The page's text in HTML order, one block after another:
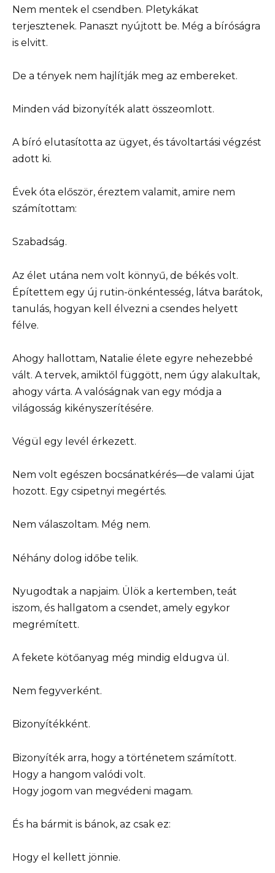
Nem mentek el csendben. Pletykákat
terjesztenek. Panaszt nyújtott be. Még a bíróságra
is elvitt.
De a tények nem hajlítják meg az embereket.
Minden vád bizonyíték alatt összeomlott.
A bíró elutasította az ügyet, és távoltartási végzést
adott ki.
Évek óta először, éreztem valamit, amire nem
számítottam:
Szabadság.
Az élet utána nem volt könnyű, de békés volt.
Építettem egy új rutin-önkéntesség, látva barátok,
tanulás, hogyan kell élvezni a csendes helyett
félve.
Ahogy hallottam, Natalie élete egyre nehezebbé
vált. A tervek, amiktől függött, nem úgy alakultak,
ahogy várta. A valóságnak van egy módja a
világosság kikényszerítésére.
Végül egy levél érkezett.
Nem volt egészen bocsánatkérés—de valami újat
hozott. Egy csipetnyi megértés.
Nem válaszoltam. Még nem.
Néhány dolog időbe telik.
Nyugodtak a napjaim. Ülök a kertemben, teát
iszom, és hallgatom a csendet, amely egykor
megrémített.
A fekete kötőanyag még mindig eldugva ül.
Nem fegyverként.
Bizonyítékként.
Bizonyíték arra, hogy a történetem számított.
Hogy a hangom valódi volt.
Hogy jogom van megvédeni magam.
És ha bármit is bánok, az csak ez:
Hogy el kellett jönnie.